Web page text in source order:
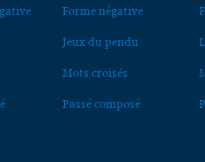
Forme négative
Jeux du pendu
Mots croisés
Passé composé